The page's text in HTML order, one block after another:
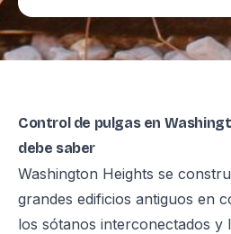
Control de pulgas en
debe saber
Washington Heights se
grandes edificios antiguos en
los sótanos interconectados y